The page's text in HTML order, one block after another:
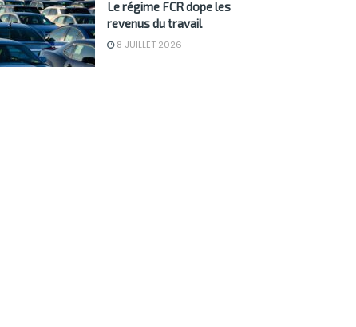
Le régime FCR dope les
revenus du travail
8 JUILLET 2026